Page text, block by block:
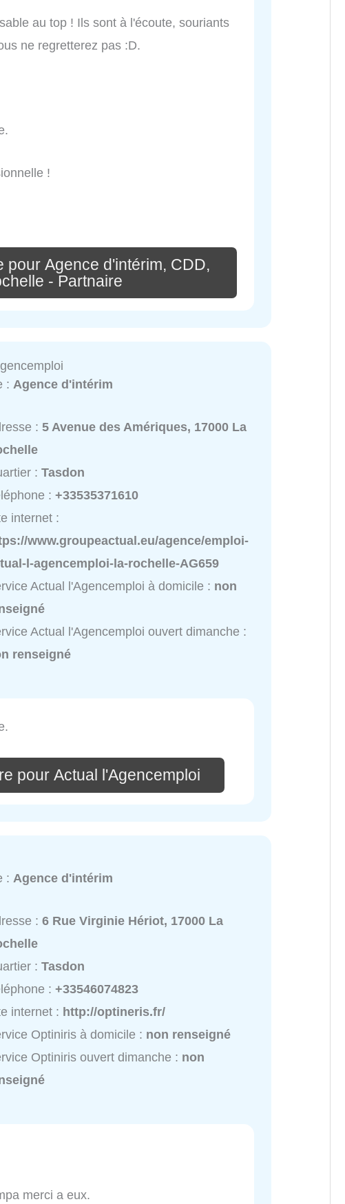
au top ! Ils sont à l'écoute, souriants
ne regretterez pas :D.
!
pour Agence d'intérim, CDD,
- Partnaire
: Agence d'intérim
:5 Avenue des Amériques, 17000 La
:Tasdon
:+33535371610
internet :
www.groupeactual.eu/agence/emploi-
l-agencemploi-la-rochelle-AG659
Actual l'Agencemploi à domicile : non
Actual l'Agencemploi ouvert dimanche :
renseigné
pour Actual l'Agencemploi
:Agence d'intérim
:6 Rue Virginie Hériot, 17000 La
:Tasdon
:+33546074823
internet : http://optineris.fr/
Optiniris à domicile : non renseigné
Optiniris ouvert dimanche : non
merci a eux.